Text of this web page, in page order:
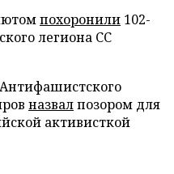
похоронили 102-
легиона СС
назвалпозором для
активисткой